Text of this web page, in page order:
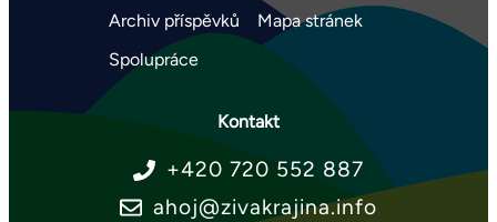
Archiv příspěvků
Mapa stránek
Spolupráce
Kontakt
+420 720 552 887
ahoj@zivakrajina.info